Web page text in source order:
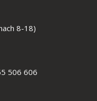
8-18)
506 606